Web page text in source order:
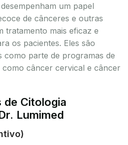
um papel
de cânceres e outras
tratamento mais eficaz e
os pacientes. Eles são
como parte de programas de
câncer cervical e câncer
de Citologia
Lumimed